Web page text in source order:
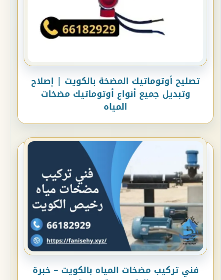
تصليح أوتوماتيك المضخة بالكويت | إصلاح
وتبديل جميع أنواع أوتوماتيك مضخات
المياه
فني تركيب مضخات المياه بالكويت – خبرة